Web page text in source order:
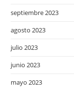
septiembre 2023
agosto 2023
julio 2023
junio 2023
mayo 2023